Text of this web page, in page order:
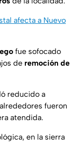
afecta a Nuevo
fue sofocado
de remoción de
reducido a
fueron
atendida.
en la sierra